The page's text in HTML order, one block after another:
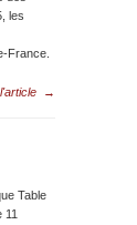
les
France.
→
Table
11